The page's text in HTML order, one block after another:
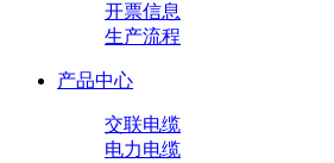
开票信息
生产流程
产品中心
交联电缆
电力电缆